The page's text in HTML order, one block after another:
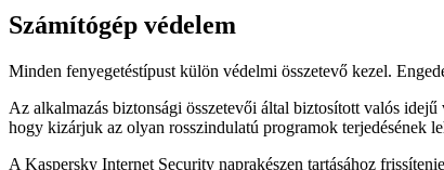
Számítógép védelem
Minden fenyegetéstípust külön védelmi összetevő kezel.
Az alkalmazás biztonsági összetevői által biztosított valós
hogy kizárjuk az olyan rosszindulatú programok terjedésének
A Kaspersky Internet Security naprakészen tartásához